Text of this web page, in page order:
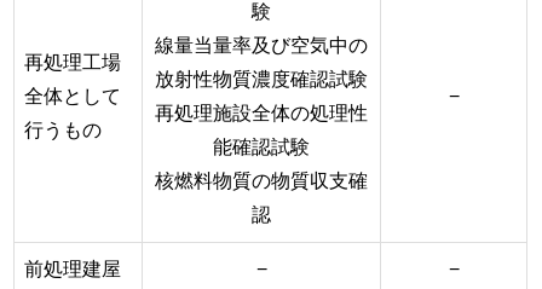
再処理工場
全体として
行うもの
験
線量当量率及び空気中の
放射性物質濃度確認試験
再処理施設全体の処理性
能確認試験
核燃料物質の物質収支確
認
−
前処理建屋 − −